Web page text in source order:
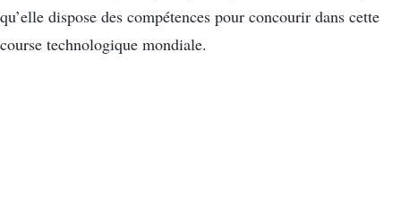
qu’elle dispose des compétences pour concourir dans cette
course technologique mondiale.